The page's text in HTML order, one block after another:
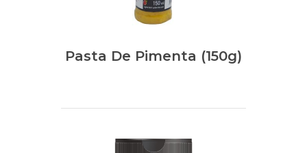
Pasta De Pimenta (150g)